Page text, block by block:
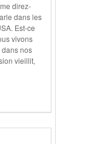
direz-
dans les
Est-ce
vivons
nos
vieillit,